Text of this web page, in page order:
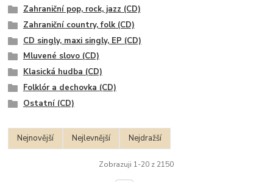
Zahraniční pop, rock, jazz (CD)
Zahraniční country, folk (CD)
CD singly, maxi singly, EP (CD)
Mluvené slovo (CD)
Klasická hudba (CD)
Folklór a dechovka (CD)
Ostatní (CD)
Nejnovější Nejlevnější Nejdražší
Zobrazuji 1-20 z 2150